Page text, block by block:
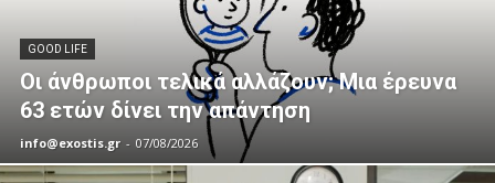
GOOD LIFE
Οι άνθρωποι τελικά αλλάζουν; Μια έρευνα
63 ετών δίνει την απάντηση
info@exostis.gr - 07/08/2026